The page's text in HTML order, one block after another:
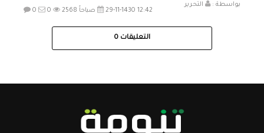
بواسطة :
التحرير
29-11-1430 12:42 صباحاً
0 0 2568
التعليقات 0